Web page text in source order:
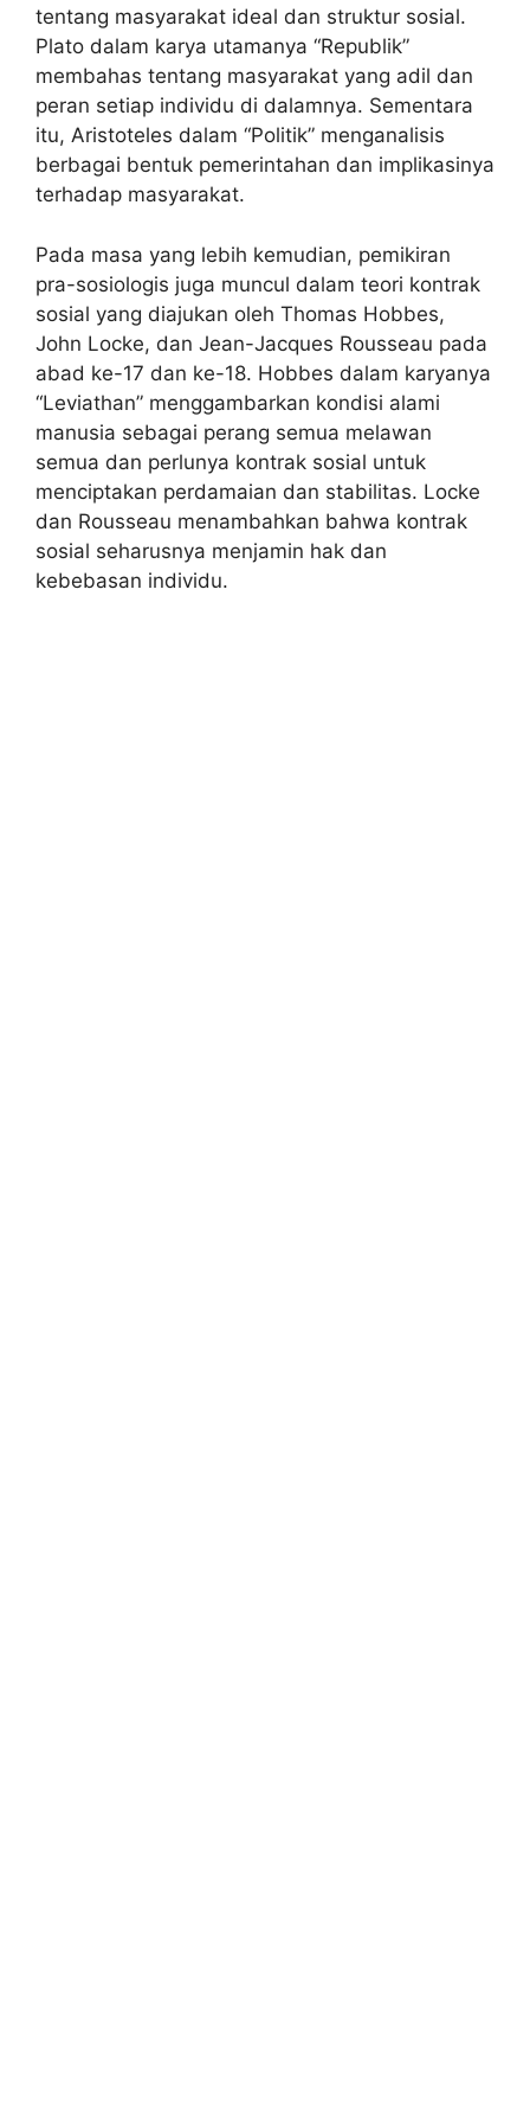
tentang masyarakat ideal dan struktur sosial.
Plato dalam karya utamanya “Republik”
membahas tentang masyarakat yang adil dan
peran setiap individu di dalamnya. Sementara
itu, Aristoteles dalam “Politik” menganalisis
berbagai bentuk pemerintahan dan implikasinya
terhadap masyarakat.
Pada masa yang lebih kemudian, pemikiran
pra-sosiologis juga muncul dalam teori kontrak
sosial yang diajukan oleh Thomas Hobbes,
John Locke, dan Jean-Jacques Rousseau pada
abad ke-17 dan ke-18. Hobbes dalam karyanya
“Leviathan” menggambarkan kondisi alami
manusia sebagai perang semua melawan
semua dan perlunya kontrak sosial untuk
menciptakan perdamaian dan stabilitas. Locke
dan Rousseau menambahkan bahwa kontrak
sosial seharusnya menjamin hak dan
kebebasan individu.